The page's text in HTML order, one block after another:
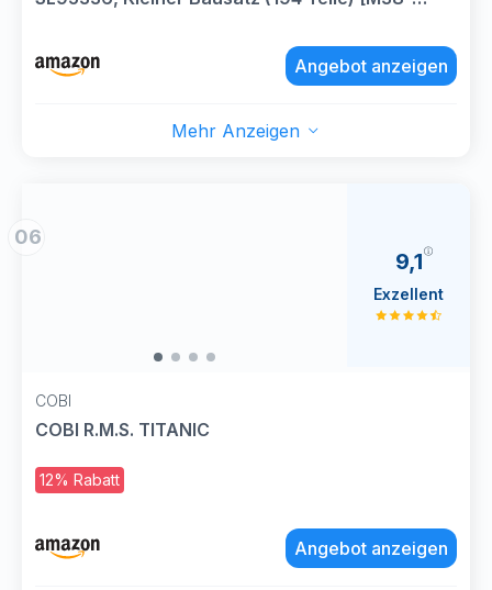
mit Spielfigur, Titanic, bunt
Angebot anzeigen
Mehr Anzeigen
06
COBI
COBI R.M.S. TITANIC
12% Rabatt
9,1
Exzellent
Angebot anzeigen